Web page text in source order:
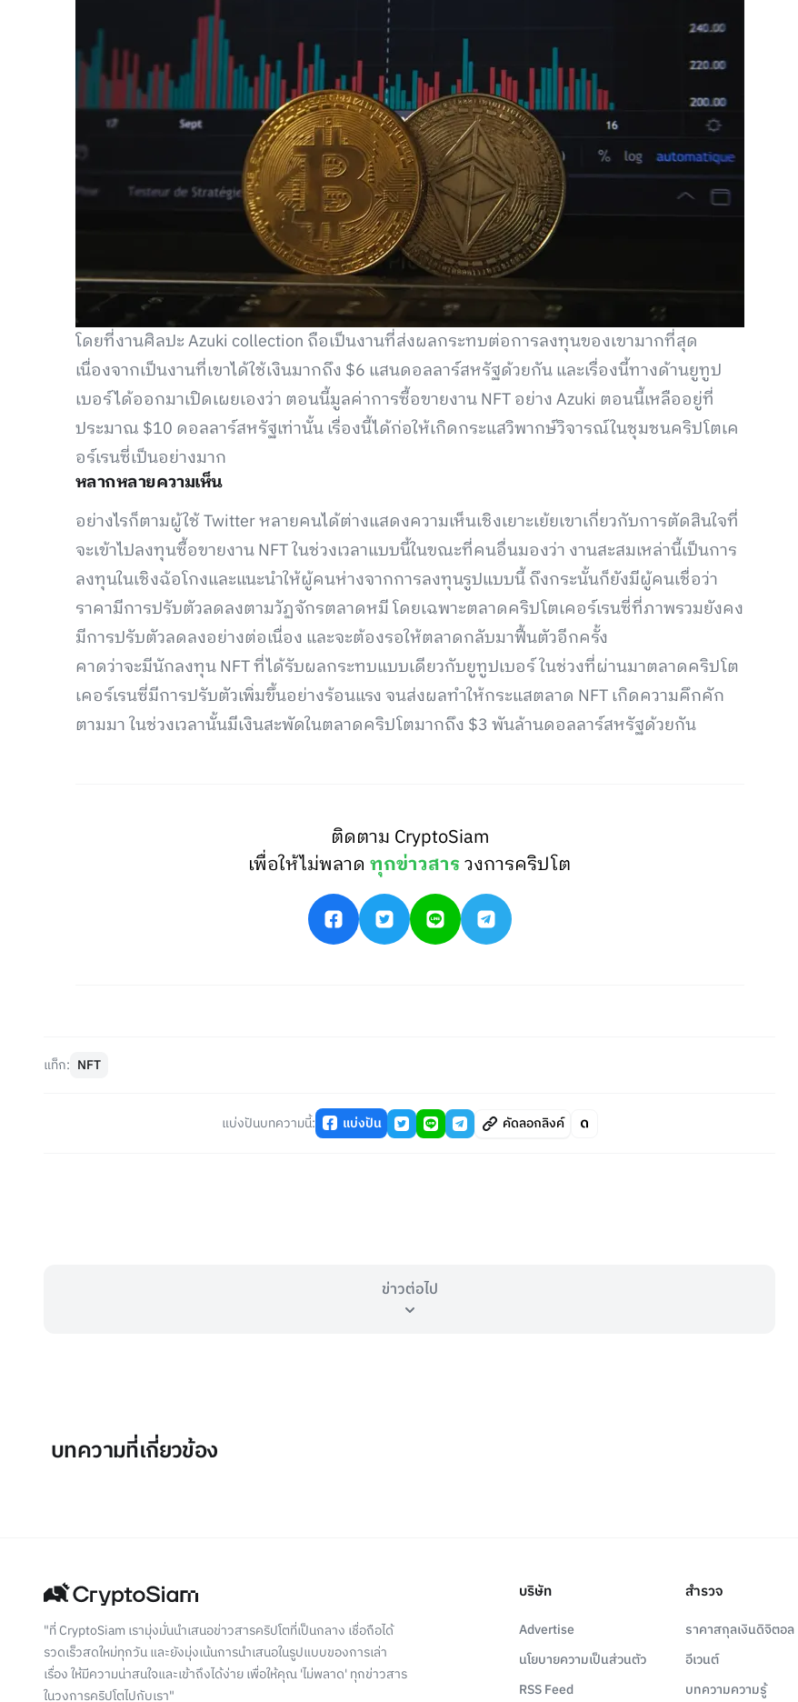
โดยที่งานศิลปะ Azuki collection ถือเป็นงานที่ส่งผลกระทบต่อการลงทุนของเขามากที่สุด
เนื่องจากเป็นงานที่เขาได้ใช้เงินมากถึง $6 แสนดอลลาร์สหรัฐด้วยกัน และเรื่องนี้ทางด้านยูทูป
เบอร์ได้ออกมาเปิดเผยเองว่า ตอนนี้มูลค่าการซื้อขายงาน NFT อย่าง Azuki ตอนนี้เหลืออยู่ที่
ประมาณ $10 ดอลลาร์สหรัฐเท่านั้น เรื่องนี้ได้ก่อให้เกิดกระแสวิพากษ์วิจารณ์ในชุมชนคริปโตเค
อร์เรนซี่เป็นอย่างมาก
หลากหลายความเห็น
อย่างไรก็ตามผู้ใช้ Twitter หลายคนได้ต่างแสดงความเห็นเชิงเยาะเย้ยเขาเกี่ยวกับการตัดสินใจที่
จะเข้าไปลงทุนซื้อขายงาน NFT ในช่วงเวลาแบบนี้ในขณะที่คนอื่นมองว่า งานสะสมเหล่านี้เป็นการ
ลงทุนในเชิงฉ้อโกงและแนะนำให้ผู้คนห่างจากการลงทุนรูปแบบนี้ ถึงกระนั้นก็ยังมีผู้คนเชื่อว่า
ราคามีการปรับตัวลดลงตามวัฏจักรตลาดหมี โดยเฉพาะตลาดคริปโตเคอร์เรนซี่ที่ภาพรวมยังคง
มีการปรับตัวลดลงอย่างต่อเนื่อง และจะต้องรอให้ตลาดกลับมาฟื้นตัวอีกครั้ง
คาดว่าจะมีนักลงทุน NFT ที่ได้รับผลกระทบแบบเดียวกับยูทูปเบอร์ ในช่วงที่ผ่านมาตลาดคริปโต
เคอร์เรนซี่มีการปรับตัวเพิ่มขึ้นอย่างร้อนแรง จนส่งผลทำให้กระแสตลาด NFT เกิดความคึกคัก
ตามมา ในช่วงเวลานั้นมีเงินสะพัดในตลาดคริปโตมากถึง $3 พันล้านดอลลาร์สหรัฐด้วยกัน
ติดตาม CryptoSiam
เพื่อให้ไม่พลาดทุกข่าวสารวงการคริปโต
แท็ก: NFT
แบ่งปันบทความนี้: แบ่งปัน คัดลอกลิงค์
ข่าวต่อไป
บทความที่เกี่ยวข้อง
"ที่ CryptoSiam เรามุ่งมั่นนำเสนอข่าวสารคริปโตที่เป็นกลาง เชื่อถือได้
รวดเร็วสดใหม่ทุกวัน และยังมุ่งเน้นการนำเสนอในรูปแบบของการเล่า
เรื่อง ให้มีความน่าสนใจและเข้าถึงได้ง่าย เพื่อให้คุณ 'ไม่พลาด' ทุกข่าวสาร
ในวงการคริปโตไปกับเรา"
บริษัท
Advertise
นโยบายความเป็นส่วนตัว
RSS Feed
สำรวจ
ราคาสกุลเงินดิจิตอล
อีเวนต์
บทความความรู้